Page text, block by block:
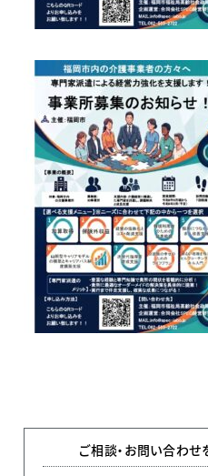
ご相談・お問い合わせ